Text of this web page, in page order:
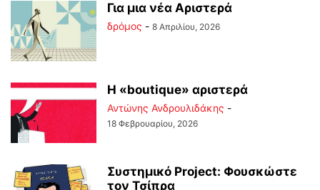
Για μια νέα Αριστερά
δρόμος - 8 Απριλίου, 2026
Η «boutique» αριστερά
Αντώνης Ανδρουλιδάκης -
18 Φεβρουαρίου, 2026
Συστημικό Project: Φουσκώστε
τον Τσίπρα